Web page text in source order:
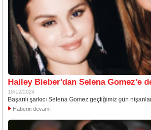
Hailey Bieber'dan Selena Gomez'e
18/12/2024
Başarılı şarkıcı Selena Gomez geçtiğimiz gün
Haberin devamı